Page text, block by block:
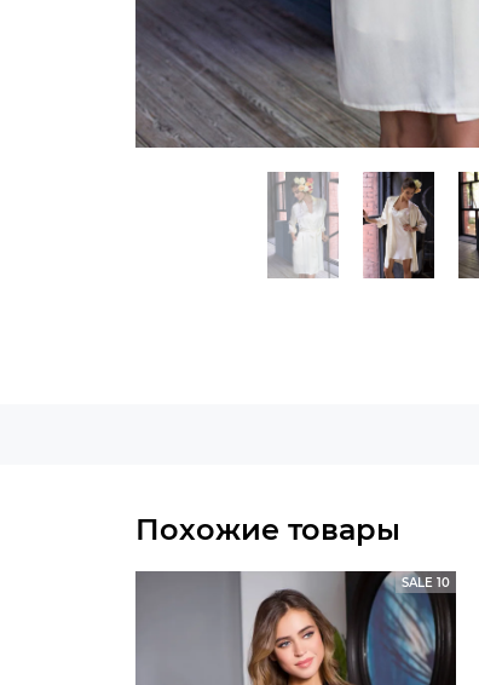
Похожие товары
SALE 10